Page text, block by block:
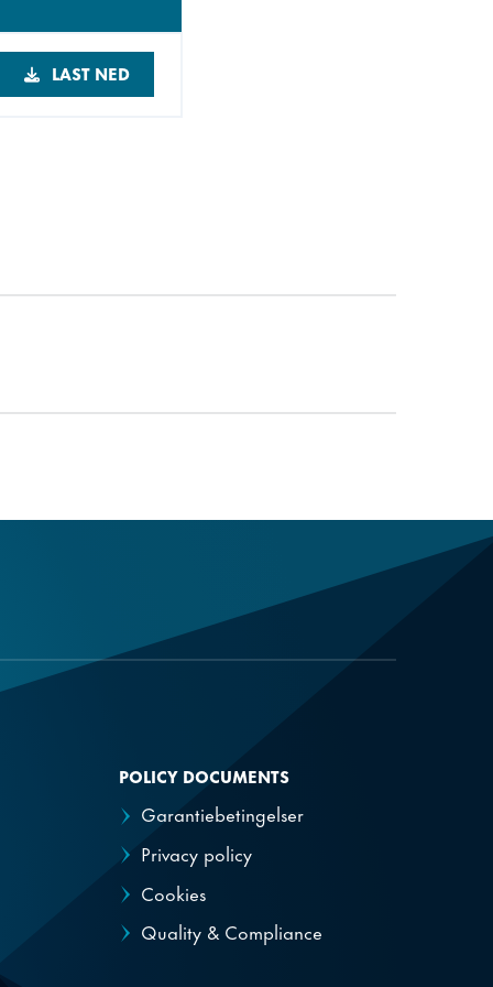
stål
LAST NED
POLICY DOCUMENTS
Garantiebetingelser
Privacy policy
Cookies
Quality & Compliance